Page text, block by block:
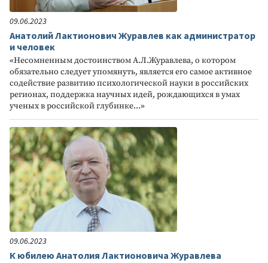
09.06.2023
Анатолий Лактионович Журавлев как администратор
и человек
«Несомненным достоинством А.Л.Журавлева, о котором
обязательно следует упомянуть, является его самое активное
содействие развитию психологической науки в российских
регионах, поддержка научных идей, рождающихся в умах
ученых в российской глубинке...»
09.06.2023
К юбилею Анатолия Лактионовича Журавлева